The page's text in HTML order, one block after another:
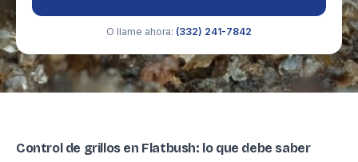
O llame ahora: (332) 241-7842
Control de grillos en Flatbush: lo que debe saber